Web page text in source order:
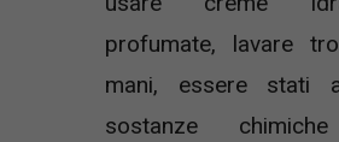
profumate, lavare
mani, essere stati
sostanze